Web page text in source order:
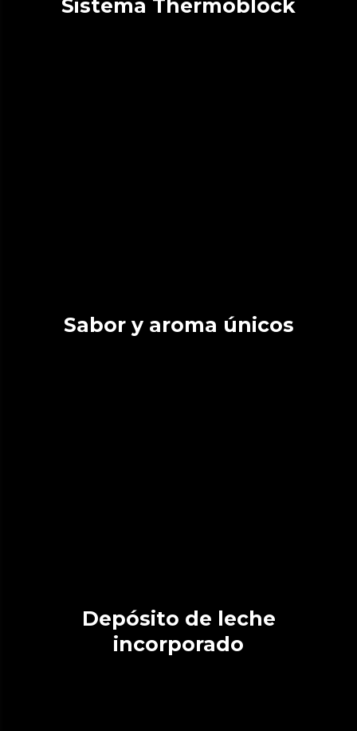
Sistema Thermoblock
Sabor y aroma únicos
Depósito de leche
incorporado